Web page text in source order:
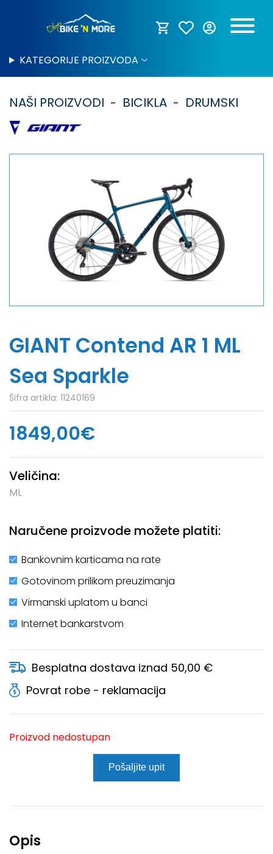
KATEGORIJE PROIZVODA
NAŠI PROIZVODI BICIKLA DRUMSKI
GIANT Contend AR 1 ML
Sea Sparkle
Šifra artikla: 11240169
1849,00€
Veličina:
ML
Naručene proizvode možete platiti:
Bankovnim karticama na rate
Gotovinom prilikom preuzimanja
Virmanski uplatom u banci
Internet bankarstvom
Besplatna dostava iznad 50,00 €
Povrat robe - reklamacija
Proizvod nedostupan
Pošaljite upit
Opis